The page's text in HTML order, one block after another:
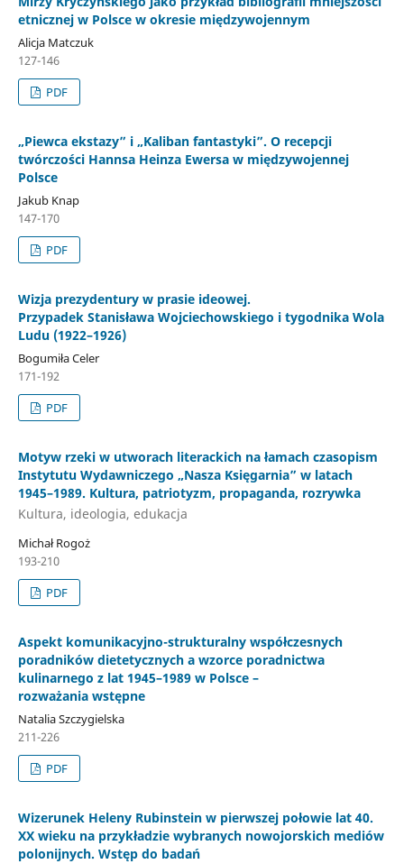
etnicznej w Polsce w okresie międzywojennym
Alicja Matczuk
127-146
PDF
„Piewca ekstazy” i „Kaliban fantastyki”. O recepcji
twórczości Hannsa Heinza Ewersa w międzywojennej
Polsce
Jakub Knap
147-170
PDF
Wizja prezydentury w prasie ideowej.
Przypadek Stanisława Wojciechowskiego i tygodnika Wola
Ludu (1922–1926)
Bogumiła Celer
171-192
PDF
Motyw rzeki w utworach literackich na łamach czasopism
Instytutu Wydawniczego „Nasza Księgarnia” w latach
1945–1989. Kultura, patriotyzm, propaganda, rozrywka
Kultura, ideologia, edukacja
Michał Rogoż
193-210
PDF
Aspekt komunikacyjno-strukturalny współczesnych
poradników dietetycznych a wzorce poradnictwa
kulinarnego z lat 1945–1989 w Polsce –
rozważania wstępne
Natalia Szczygielska
211-226
PDF
Wizerunek Heleny Rubinstein w pierwszej połowie lat 40.
XX wieku na przykładzie wybranych nowojorskich mediów
polonijnych. Wstęp do badań